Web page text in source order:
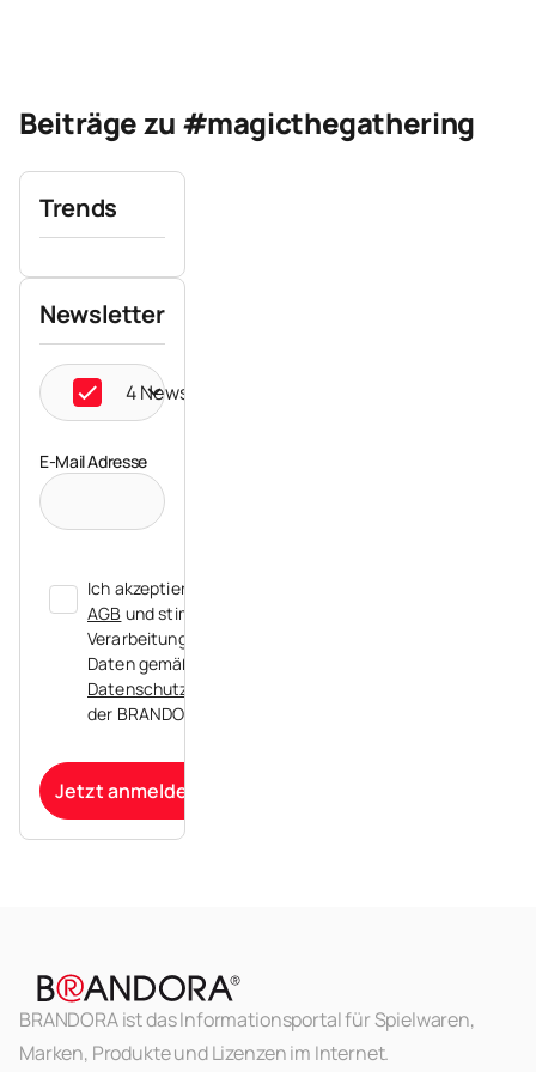
Beiträge zu #magicthegathering
Trends
Newsletter
4 Newsletter ausgewählt
E-Mail Adresse
Ich akzeptiere die
AGB und stimme der
Verarbeitung meiner
Daten gemäß der
Datenschutzerklärung
der BRANDORA zu.
Jetzt anmelden
BRANDORA ist das Informationsportal für Spielwaren,
Marken, Produkte und Lizenzen im Internet.